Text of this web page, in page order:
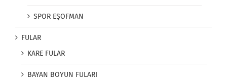
SPOR EŞOFMAN
FULAR
KARE FULAR
BAYAN BOYUN FULARI